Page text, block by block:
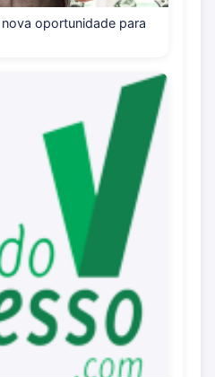
oportunidade para